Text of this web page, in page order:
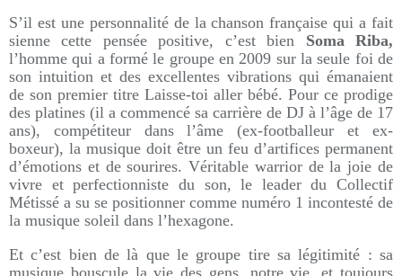
S’il est une personnalité de la chanson française qui a fait
sienne cette pensée positive, c’est bien Soma Riba,
l’homme qui a formé le groupe en 2009 sur la seule foi de
son intuition et des excellentes vibrations qui émanaient
de son premier titre Laisse-toi aller bébé. Pour ce prodige
des platines (il a commencé sa carrière de DJ à l’âge de 17
ans), compétiteur dans l’âme (ex-footballeur et ex-
boxeur), la musique doit être un feu d’artifices permanent
d’émotions et de sourires. Véritable warrior de la joie de
vivre et perfectionniste du son, le leader du Collectif
Métissé a su se positionner comme numéro 1 incontesté de
la musique soleil dans l’hexagone.
Et c’est bien de là que le groupe tire sa légitimité : sa